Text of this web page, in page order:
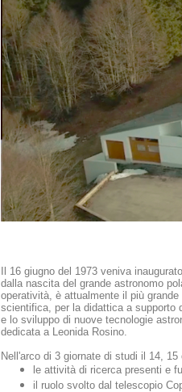
Il 16 giugno del 1973 veniva
dalla nascita del grande astronomo
operatività, è attualmente il più
scientifica, per la didattica a supporto
e lo sviluppo di nuove tecnologie
dedicata a Leonida Rosino.
Nell'arco di 3 giornate di studi il 14,
le attività di ricerca presenti e
il ruolo svolto dal telescopio